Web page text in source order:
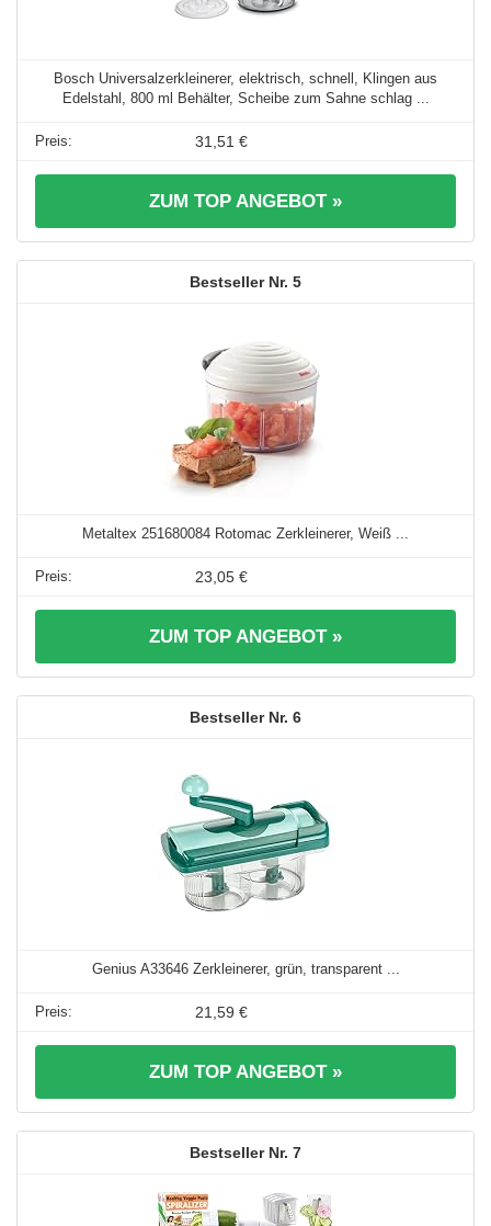
Bosch Universalzerkleinerer, elektrisch, schnell, Klingen aus
Edelstahl, 800 ml Behälter, Scheibe zum Sahne schlag ...
31,51 €
ZUM TOP ANGEBOT »
5
Metaltex 251680084 Rotomac Zerkleinerer, Weiß ...
23,05 €
ZUM TOP ANGEBOT »
6
Genius A33646 Zerkleinerer, grün, transparent ...
21,59 €
ZUM TOP ANGEBOT »
7